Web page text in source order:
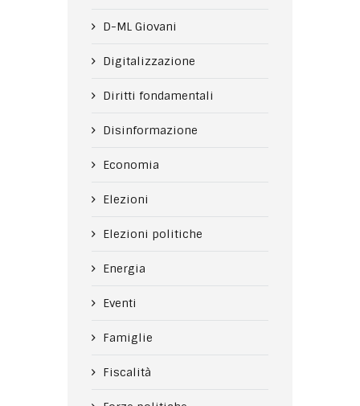
D-ML Giovani
Digitalizzazione
Diritti fondamentali
Disinformazione
Economia
Elezioni
Elezioni politiche
Energia
Eventi
Famiglie
Fiscalità